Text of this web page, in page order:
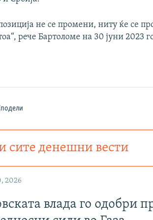
не се промени, ниту ќе се
рече Бартоломе на 30 јуни 2023
сите денешни вести
2026
влада го одобри